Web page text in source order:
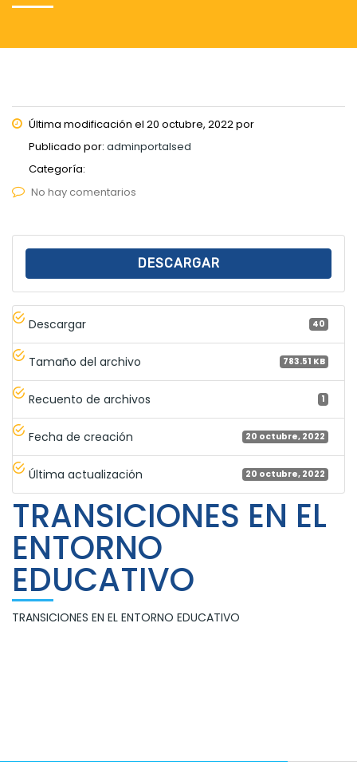
Última modificación el 20 octubre, 2022 por
Publicado por: adminportalsed
Categoría:
No hay comentarios
DESCARGAR
Descargar 40
Tamaño del archivo 783.51 KB
Recuento de archivos 1
Fecha de creación 20 octubre, 2022
Última actualización 20 octubre, 2022
TRANSICIONES EN EL
ENTORNO
EDUCATIVO
TRANSICIONES EN EL ENTORNO EDUCATIVO